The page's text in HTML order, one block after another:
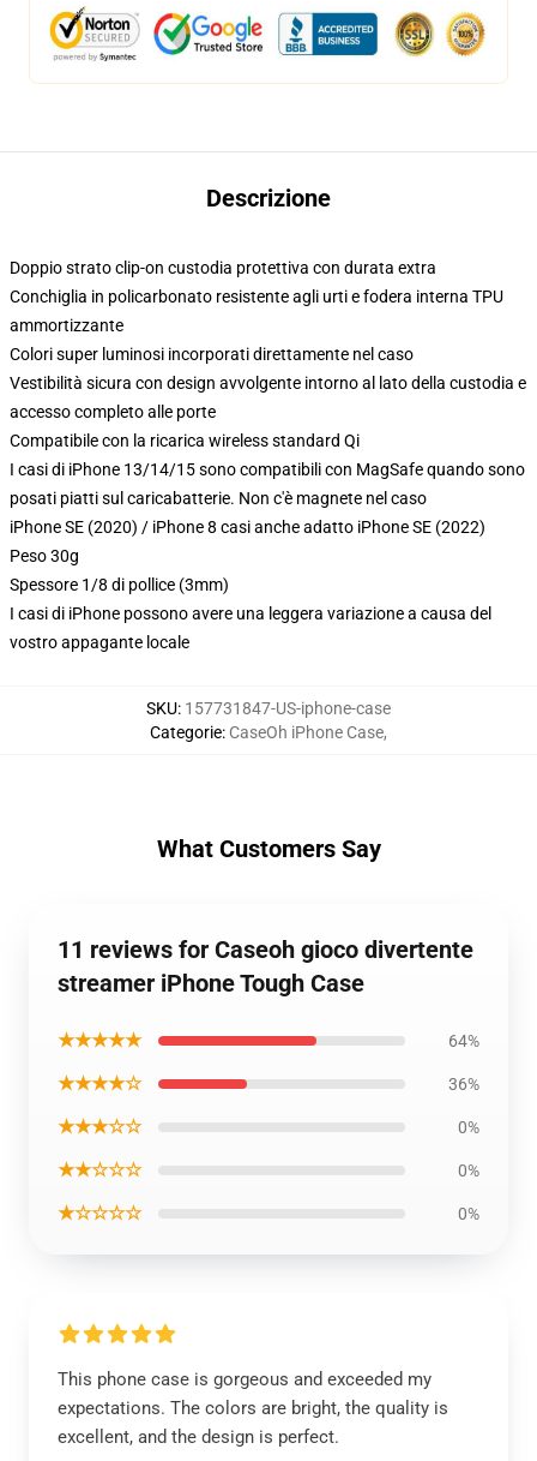
Descrizione
Doppio strato clip-on custodia protettiva con durata extra
Conchiglia in policarbonato resistente agli urti e fodera interna TPU
ammortizzante
Colori super luminosi incorporati direttamente nel caso
Vestibilità sicura con design avvolgente intorno al lato della custodia e
accesso completo alle porte
Compatibile con la ricarica wireless standard Qi
I casi di iPhone 13/14/15 sono compatibili con MagSafe quando sono
posati piatti sul caricabatterie. Non c'è magnete nel caso
iPhone SE (2020) / iPhone 8 casi anche adatto iPhone SE (2022)
Peso 30g
Spessore 1/8 di pollice (3mm)
I casi di iPhone possono avere una leggera variazione a causa del
vostro appagante locale
SKU: 157731847-US-iphone-case
Categorie: CaseOh iPhone Case,
What Customers Say
11 reviews for Caseoh gioco divertente
streamer iPhone Tough Case
★★★★★ 64%
★★★★☆ 36%
★★★☆☆ 0%
★★☆☆☆ 0%
★☆☆☆☆ 0%
This phone case is gorgeous and exceeded my
expectations. The colors are bright, the quality is
excellent, and the design is perfect.